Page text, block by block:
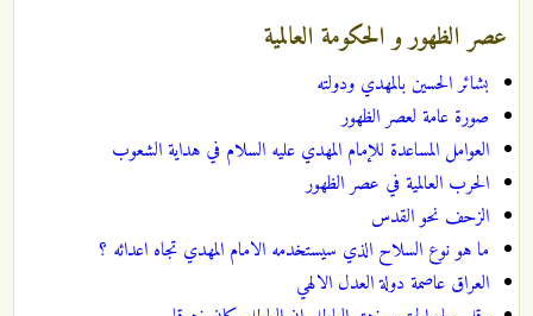
عصر الظهور و الحكومة العالمية
بشائر الحسين بالمهدي ودولته
صورة عامة لعصر الظهور
العوامل المساعدة للإمام المهدي عليه السلام في هداية الشعوب
الحرب العالمية في عصر الظهور
الزحف نحو القدس
ما هو نوع السلاح الذي سيستخدمه الامام المهدي تجاه اعدائه ؟
العراق عاصمة دولة العدل الالهي